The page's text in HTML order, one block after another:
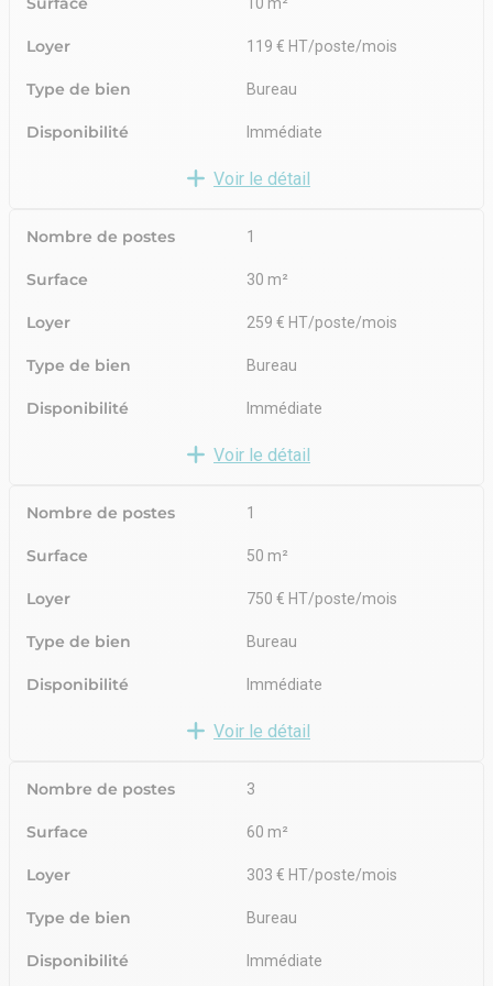
10 m²
Loyer 119 € HT/poste/mois
Type de bien Bureau
Disponibilité Immédiate
Voir le détail
Nombre de postes 1
Surface 30 m²
Loyer 259 € HT/poste/mois
Type de bien Bureau
Disponibilité Immédiate
Voir le détail
Nombre de postes 1
Surface 50 m²
Loyer 750 € HT/poste/mois
Type de bien Bureau
Disponibilité Immédiate
Voir le détail
Nombre de postes 3
Surface 60 m²
Loyer 303 € HT/poste/mois
Type de bien Bureau
Disponibilité Immédiate